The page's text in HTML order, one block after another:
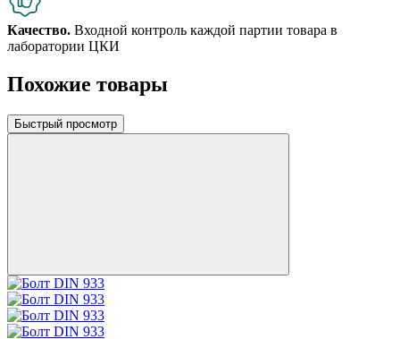
Качество. Входной контроль каждой партии товара в
лаборатории ЦКИ
Похожие товары
Быстрый просмотр